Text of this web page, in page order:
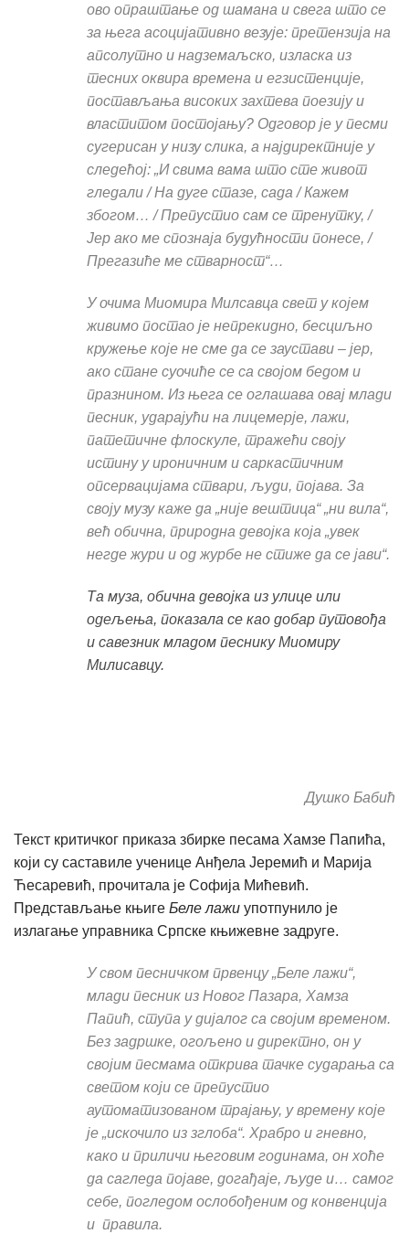
ово опраштање од шамана и свега што се
за њега асоцијативно везује: претензија на
апсолутно и надземаљско, изласка из
тесних оквира времена и егзистенције,
постављања високих захтева поезију и
властитом постојању? Одговор је у песми
сугерисан у низу слика, а најдиректније у
следећој: „И свима вама што сте живот
гледали / На дуге стазе, сада / Кажем
збогом… / Препустио сам се тренутку, /
Јер ако ме спознаја будућности понесе, /
Прегазиће ме стварност“…
У очима Миомира Милсавца свет у којем
живимо постао је непрекидно, бесциљно
кружење које не сме да се заустави – јер,
ако стане суочиће се са својом бедом и
празнином. Из њега се оглашава овај млади
песник, ударајући на лицемерје, лажи,
патетичне флоскуле, тражећи своју
истину у ироничним и саркастичним
опсервацијама ствари, људи, појава. За
своју музу каже да „није вештица“ „ни вила“,
већ обична, природна девојка која „увек
негде жури и од журбе не стиже да се јави“.
Та муза, обична девојка из улице или
одељења, показала се као добар путовођа
и савезник младом песнику Миомиру
Милисавцу.
Душко Бабић
Текст критичког приказа збирке песама Хамзе Папића,
који су саставиле ученице Анђела Јеремић и Марија
Ћесаревић, прочитала је Софија Мићевић.
Представљање књиге Беле лажи употпунило је
излагање управника Српске књижевне задруге.
У свом песничком првенцу „Беле лажи“,
млади песник из Новог Пазара, Хамза
Папић, ступа у дијалог са својим временом.
Без задршке, огољено и директно, он у
својим песмама открива тачке сударања са
светом који се препустио
аутоматизованом трајању, у времену које
је „искочило из зглоба“. Храбро и гневно,
како и приличи његовим годинама, он хоће
да сагледа појаве, догађаје, људе и… самог
себе, погледом ослобођеним од конвенција
и правила.